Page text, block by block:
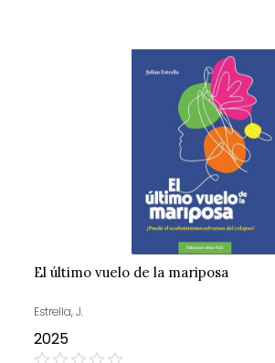
El último vuelo de la mariposa
Estrella, J.
2025